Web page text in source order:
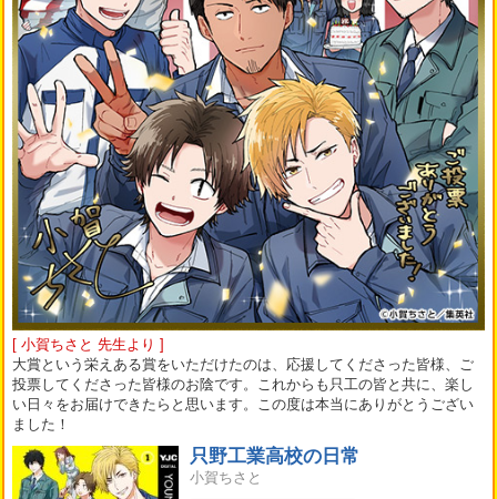
[ 小賀ちさと 先生より ]
大賞という栄えある賞をいただけたのは、応援してくださった皆様、ご
投票してくださった皆様のお陰です。これからも只工の皆と共に、楽し
い日々をお届けできたらと思います。この度は本当にありがとうござい
ました！
只野工業高校の日常
小賀ちさと